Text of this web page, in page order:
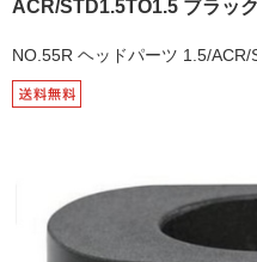
ACR/STD1.5TO1.5 ブラック
NO.55R ヘッドパーツ 1.5/ACR/